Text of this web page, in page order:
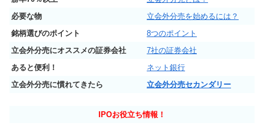
必要な物
立会外分売を始めるには？
銘柄選びのポイント
8つのポイント
立会外分売にオススメの証券会社
7社の証券会社
あると便利！
ネット銀行
立会外分売に慣れてきたら
立会外分売セカンダリー
IPOお役立ち情報！